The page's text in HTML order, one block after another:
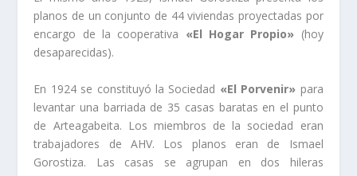
planos de un conjunto de 44 viviendas proyectadas por
encargo de la cooperativa «El Hogar Propio» (hoy
desaparecidas).
En 1924 se constituyó la Sociedad «El Porvenir» para
levantar una barriada de 35 casas baratas en el punto
de Arteagabeita. Los miembros de la sociedad eran
trabajadores de AHV. Los planos eran de Ismael
Gorostiza. Las casas se agrupan en dos hileras